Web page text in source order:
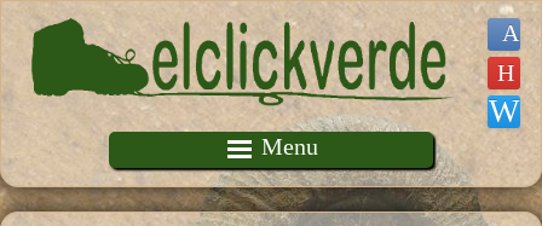
Pasar al contenido principal
Menu